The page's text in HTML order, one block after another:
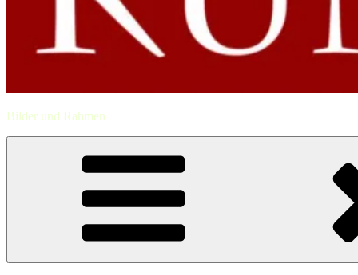
Bilder und Rahmen